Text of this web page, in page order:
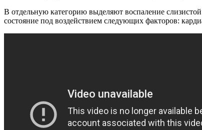
В отдельную категорию выделяют воспаление
состояние под воздействием следующих факторов: